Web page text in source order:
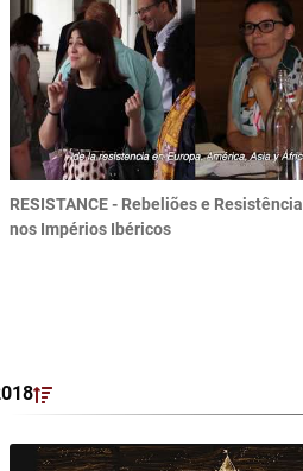
RESISTANCE - Rebeliões e Resistência
nos Impérios Ibéricos